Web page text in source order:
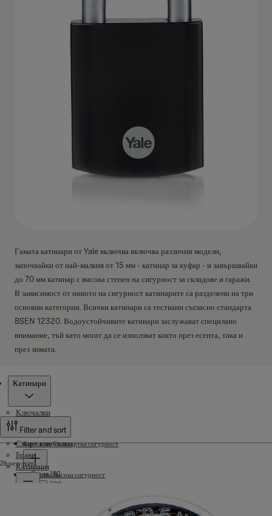
Гамата катинари от Yale включва включва различни модели,
започвайки от най-малкия от 15 мм - катинар за куфар - и завършвайки
до 70 мм катинар с висока степен на сигурност за складове и гаражи.
В зависимост от нивото на сигурност катинарите са разделени на три
основни категории. Всички катинари са тествани съгласно стандарта
BSEN 12320. Водоустойчивите катинари заслужават специлано
внимание, тъй като могат да се използват както през есента, така и
през зимата.
Катинари
Ключалки
Ключалки Стандартна сигурност
Серия 150
Серия 500
Ключалки Висока сигурност
Смарт ключалки
Брави
Катинари
Filter and sort
26 резултата